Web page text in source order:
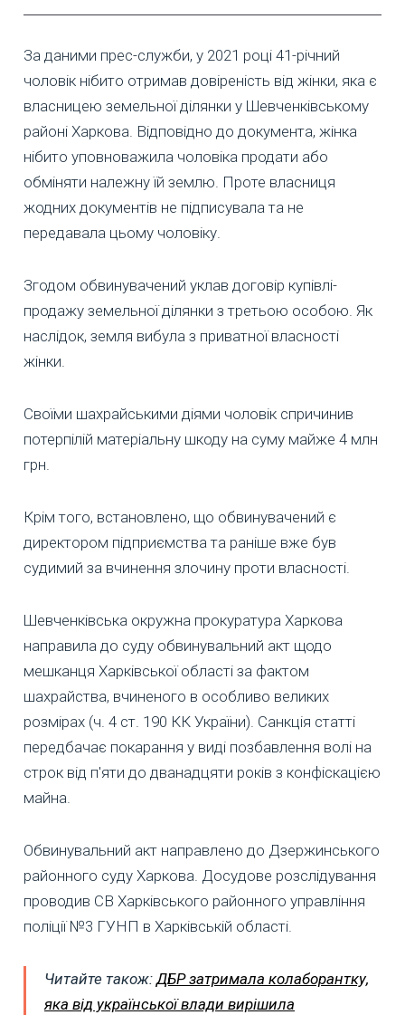
За даними прес-служби, у 2021 році 41-річний
чоловік нібито отримав довіреність від жінки, яка є
власницею земельної ділянки у Шевченківському
районі Харкова. Відповідно до документа, жінка
нібито уповноважила чоловіка продати або
обміняти належну їй землю. Проте власниця
жодних документів не підписувала та не
передавала цьому чоловіку.
Згодом обвинувачений уклав договір купівлі-
продажу земельної ділянки з третьою особою. Як
наслідок, земля вибула з приватної власності
жінки.
Своїми шахрайськими діями чоловік спричинив
потерпілій матеріальну шкоду на суму майже 4 млн
грн.
Крім того, встановлено, що обвинувачений є
директором підприємства та раніше вже був
судимий за вчинення злочину проти власності.
Шевченківська окружна прокуратура Харкова
направила до суду обвинувальний акт щодо
мешканця Харківської області за фактом
шахрайства, вчиненого в особливо великих
розмірах (ч. 4 ст. 190 КК України). Санкція статті
передбачає покарання у виді позбавлення волі на
строк від п'яти до дванадцяти років з конфіскацією
майна.
Обвинувальний акт направлено до Дзержинського
районного суду Харкова. Досудове розслідування
проводив СВ Харківського районного управління
поліції №3 ГУНП в Харківській області.
Читайте також:ДБР затримала колаборантку,
яка від української влади вирішила